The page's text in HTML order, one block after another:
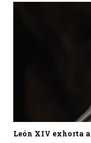
León XIV exhorta